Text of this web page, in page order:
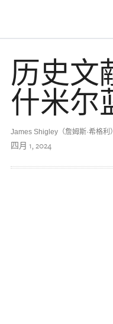
历史文
什米尔
James Shigley（詹姆斯·希格利
四月 1, 2024